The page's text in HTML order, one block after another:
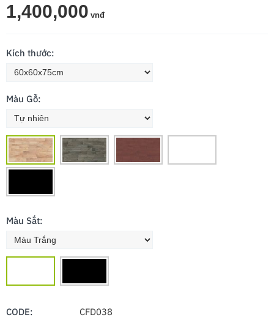
1,400,000 vnđ
Kích thước:
Màu Gỗ:
Màu Sắt:
CODE:
CFD038